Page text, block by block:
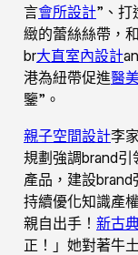
言會所設計”、打
緻的蕾絲絲帶，
br大直室內設計
港為紐帶促進醫
鑒”。
親子空間設計李
規劃強調brand
產品，建設brand
持續優化知識產
親自出手！ 新古
正！」她對著牛